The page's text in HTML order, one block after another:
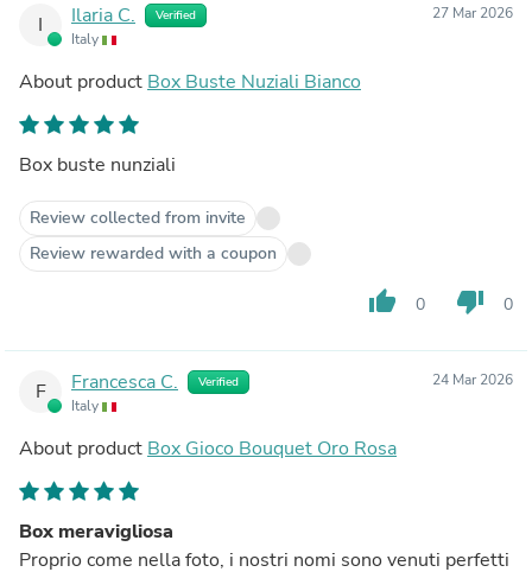
I Ilaria C. Verified
Italy
27 Mar 2026
About product Box Buste Nuziali Bianco
Box buste nunziali
Review collected from invite
Review rewarded with a coupon
thumb_up 0 thumb_down 0
F Francesca C. Verified
Italy
24 Mar 2026
About product Box Gioco Bouquet Oro Rosa
Box meravigliosa
Proprio come nella foto, i nostri nomi sono venuti perfetti